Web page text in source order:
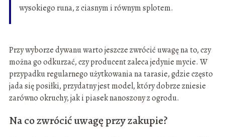
wysokiego runa, z ciasnym i równym splotem.
Przy wyborze dywanu warto jeszcze zwrócić uwagę na to, czy
można go odkurzać, czy producent zaleca jedynie mycie. W
przypadku regularnego użytkowania na tarasie, gdzie często
jada się posiłki, przydatny jest model, który dobrze zniesie
zarówno okruchy, jak i piasek nanoszony z ogrodu.
Na co zwrócić uwagę przy zakupie?